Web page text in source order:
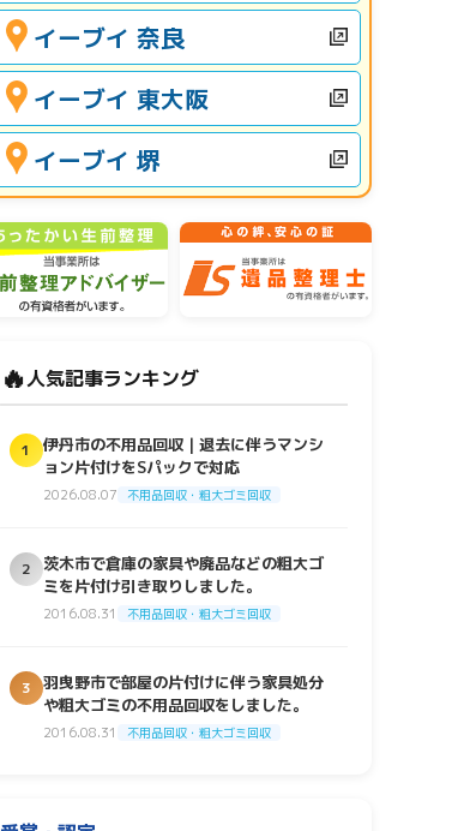
イーブイ 奈良
イーブイ 東大阪
イーブイ 堺
🔥人気記事ランキング
1
伊丹市の不用品回収｜退去に伴うマンシ
ョン片付けをSパックで対応
2026.08.07 不用品回収・粗大ゴミ回収
2
茨木市で倉庫の家具や廃品などの粗大ゴ
ミを片付け引き取りしました。
2016.08.31 不用品回収・粗大ゴミ回収
3
羽曳野市で部屋の片付けに伴う家具処分
や粗大ゴミの不用品回収をしました。
2016.08.31 不用品回収・粗大ゴミ回収